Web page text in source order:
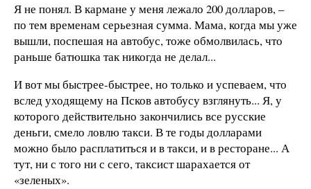
Я не понял. В кармане у меня лежало 200 долларов, –
по тем временам серьезная сумма. Мама, когда мы уже
вышли, поспешая на автобус, тоже обмолвилась, что
раньше батюшка так никогда не делал...
И вот мы быстрее-быстрее, но только и успеваем, что
вслед уходящему на Псков автобусу взглянуть... Я, у
которого действительно закончились все русские
деньги, смело ловлю такси. В те годы долларами
можно было расплатиться и в такси, и в ресторане... А
тут, ни с того ни с сего, таксист шарахается от
«зеленых».